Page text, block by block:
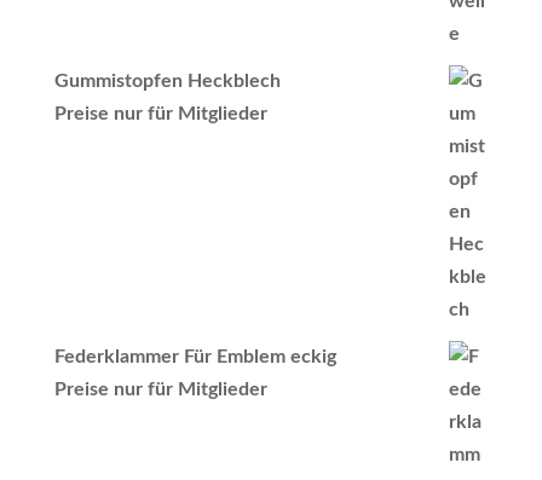
Gummistopfen Heckblech
Preise nur für Mitglieder
Federklammer Für Emblem eckig
Preise nur für Mitglieder